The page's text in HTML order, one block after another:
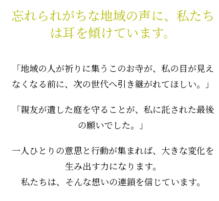
忘れられがちな地域の声に、私たち
は耳を傾けています。
「地域の人が祈りに集うこのお寺が、私の目が見え
なくなる前に、次の世代へ引き継がれてほしい。」
「親友が遺した庭を守ることが、私に託された最後
の願いでした。」
一人ひとりの意思と行動が集まれば、大きな変化を
生み出す力になります。
私たちは、そんな想いの連鎖を信じています。